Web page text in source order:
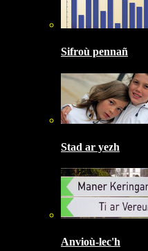
Sifroù pennañ
Stad ar yezh
Anvioù-lec'h